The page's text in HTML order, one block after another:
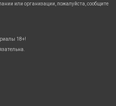
или организации, пожалуйста, сообщите
18+!